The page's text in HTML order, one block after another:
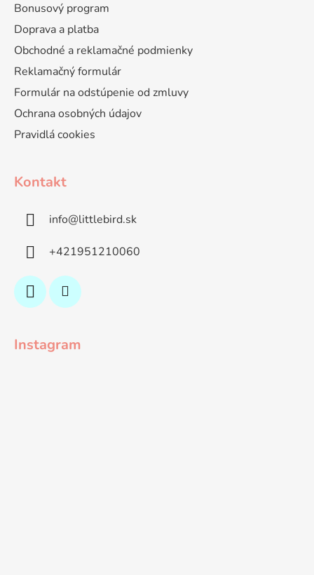
Bonusový program
Doprava a platba
Obchodné a reklamačné podmienky
Reklamačný formulár
Formulár na odstúpenie od zmluvy
Ochrana osobných údajov
Pravidlá cookies
Kontakt
info@littlebird.sk
+421951210060
Instagram